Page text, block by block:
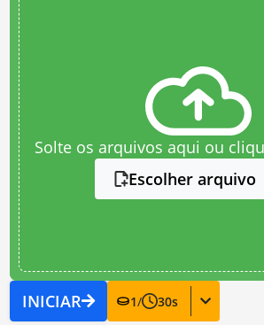
Solte os arquivos aqui ou
Escolher arquivo
INICIAR 1/ 30s